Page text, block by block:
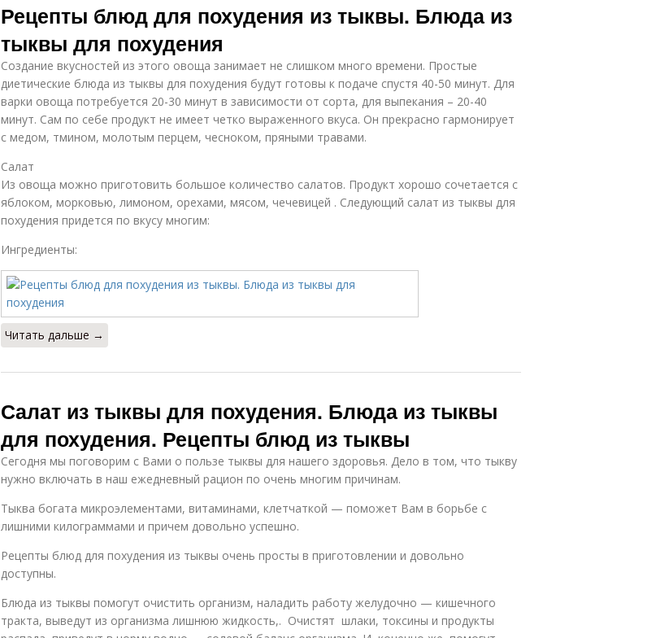
Рецепты блюд для похудения из тыквы. Блюда из
тыквы для похудения
Создание вкусностей из этого овоща занимает не слишком много времени. Простые
диетические блюда из тыквы для похудения будут готовы к подаче спустя 40-50 минут. Для
варки овоща потребуется 20-30 минут в зависимости от сорта, для выпекания – 20-40
минут. Сам по себе продукт не имеет четко выраженного вкуса. Он прекрасно гармонирует
с медом, тмином, молотым перцем, чесноком, пряными травами.
Салат
Из овоща можно приготовить большое количество салатов. Продукт хорошо сочетается с
яблоком, морковью, лимоном, орехами, мясом, чечевицей . Следующий салат из тыквы для
похудения придется по вкусу многим:
Ингредиенты:
Читать дальше →
Салат из тыквы для похудения. Блюда из тыквы
для похудения. Рецепты блюд из тыквы
Сегодня мы поговорим с Вами о пользе тыквы для нашего здоровья. Дело в том, что тыкву
нужно включать в наш ежедневный рацион по очень многим причинам.
Тыква богата микроэлементами, витаминами, клетчаткой — поможет Вам в борьбе с
лишними килограммами и причем довольно успешно.
Рецепты блюд для похудения из тыквы очень просты в приготовлении и довольно
доступны.
Блюда из тыквы помогут очистить организм, наладить работу желудочно — кишечного
тракта, выведут из организма лишнюю жидкость,. Очистят шлаки, токсины и продукты